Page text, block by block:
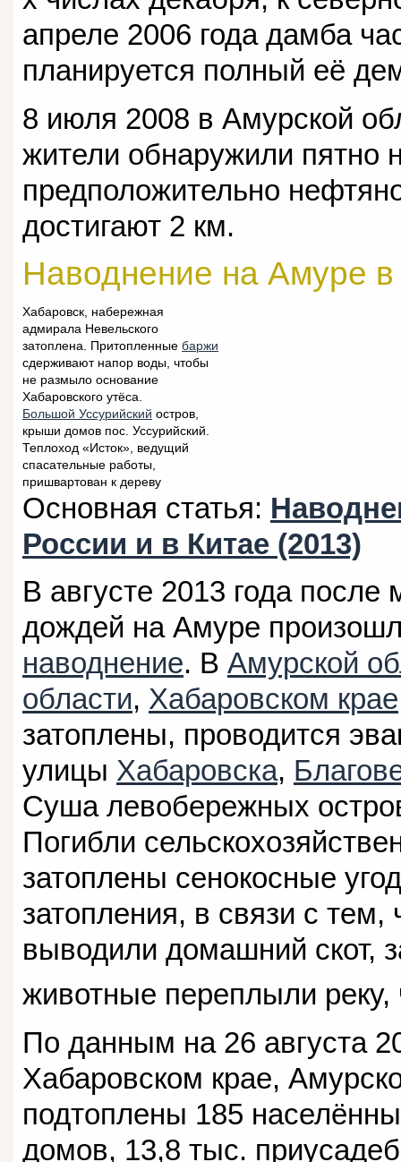
апреле 2006 года дамба
планируется полный её
8 июля 2008 в Амурской
жители обнаружили пятно
предположительно
достигают 2 км.
Наводнение на Амуре в
Хабаровск, набережная
адмирала Невельского
затоплена. Притопленные баржи
сдерживают напор воды, чтобы
не размыло основание
Хабаровского утёса.
Большой Уссурийский остров,
крыши домов пос. Уссурийский.
Теплоход «Исток», ведущий
спасательные работы,
пришвартован к дереву
Основная статья:
России и в Китае (2013)
В августе 2013 года
дождей на Амуре
наводнение. В Амурской
области, Хабаровском крае
затоплены, проводится
улицы Хабаровска,
Суша левобережных
Погибли
затоплены сенокосные
затопления, в связи с
выводили домашний скот,
животные переплыли реку,
По данным на 26 августа
Хабаровском крае,
подтоплены 185
домов, 13,8 тыс.